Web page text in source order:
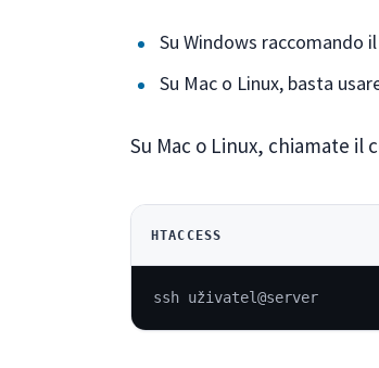
Su Windows raccomando
Su Mac o Linux, basta
Su Mac o Linux, chiamate il
HTACCESS
ssh uživatel@server